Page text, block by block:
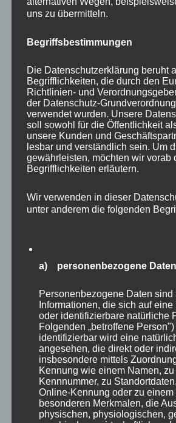
Ein Besuch im Zoo Schwerin
selbst dann, wenn mal alle
lassen – auch das ist in
mich doch in den Kommentaren
Wenn ihr mich weiterhin durch
auch durch die Natur begleiten
abonniert am besten diesen
Instagram.
#zoofotografie
uns zu übermitteln.
Begriffsbestimmungen
Die Datenschutzerklärung beruht
Begrifflichkeiten, die durch den
Richtlinien- und
der Datenschutz-
verwendet wurden. Unsere
soll sowohl für die Öffentlichkeit
unsere Kunden und
lesbar und verständlich sein. Um
gewährleisten, möchten wir vorab
Begrifflichkeiten erläutern.
Wir verwenden in dieser
unter anderem die folgenden
a) personenbezogene Daten
Personenbezogene Daten sind
Informationen, die sich auf
oder identifizierbare natürliche
Folgenden „betroffene
identifizierbar wird eine
angesehen, die direkt oder
insbesondere mittels
Kennung wie einem Namen,
Kennnummer, zu
Online-Kennung oder zu einem
besonderen Merkmalen, die
physischen, physiologischen,